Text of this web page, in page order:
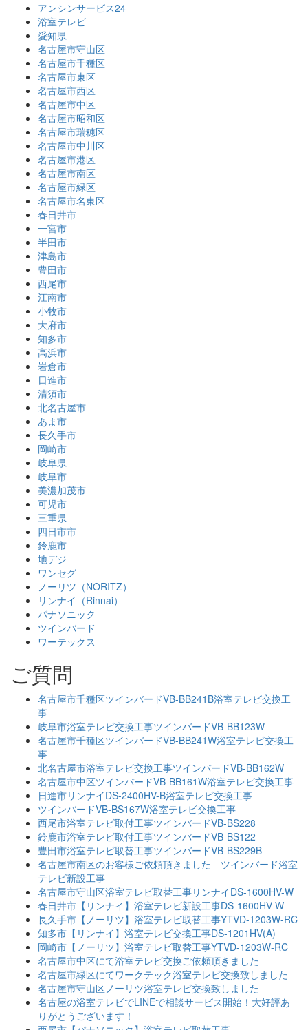
アンシンサービス24
浴室テレビ
愛知県
名古屋市守山区
名古屋市千種区
名古屋市東区
名古屋市西区
名古屋市中区
名古屋市昭和区
名古屋市瑞穂区
名古屋市中川区
名古屋市港区
名古屋市南区
名古屋市緑区
名古屋市名東区
春日井市
一宮市
半田市
津島市
豊田市
西尾市
江南市
小牧市
大府市
知多市
高浜市
岩倉市
日進市
清須市
北名古屋市
あま市
長久手市
岡崎市
岐阜県
岐阜市
美濃加茂市
可児市
三重県
四日市市
鈴鹿市
地デジ
ワンセグ
ノーリツ（NORITZ）
リンナイ（Rinnai）
パナソニック
ツインバード
ワーテックス
ご質問
名古屋市千種区ツインバードVB-BB241B浴室テレビ交換工
事
岐阜市浴室テレビ交換工事ツインバードVB-BB123W
名古屋市千種区ツインバードVB-BB241W浴室テレビ交換工
事
北名古屋市浴室テレビ交換工事ツインバードVB-BB162W
名古屋市中区ツインバードVB-BB161W浴室テレビ交換工事
日進市リンナイDS-2400HV-B浴室テレビ交換工事
ツインバードVB-BS167W浴室テレビ交換工事
西尾市浴室テレビ取付工事ツインバードVB-BS228
鈴鹿市浴室テレビ取付工事ツインバードVB-BS122
豊田市浴室テレビ取替工事ツインバードVB-BS229B
名古屋市南区のお客様ご依頼頂きました ツインバード浴室
テレビ新設工事
名古屋市守山区浴室テレビ取替工事リンナイDS-1600HV-W
春日井市【リンナイ】浴室テレビ新設工事DS-1600HV-W
長久手市【ノーリツ】浴室テレビ取替工事YTVD-1203W-RC
知多市【リンナイ】浴室テレビ交換工事DS-1201HV(A)
岡崎市【ノーリツ】浴室テレビ取替工事YTVD-1203W-RC
名古屋市中区にて浴室テレビ交換ご依頼頂きました
名古屋市緑区にてワークテック浴室テレビ交換致しました
名古屋市守山区ノーリツ浴室テレビ交換致しました
名古屋の浴室テレビでLINEで相談サービス開始！大好評あ
りがとうございます！